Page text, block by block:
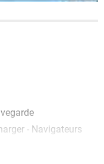
- Navigateurs
à distance